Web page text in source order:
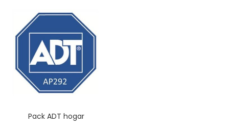
Pack ADT hogar